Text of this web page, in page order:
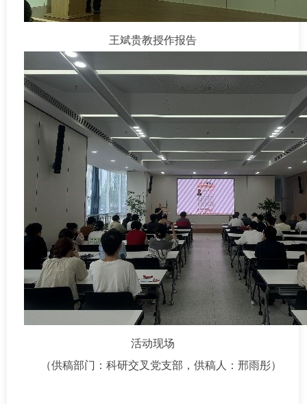
王斌贵教授作报告
活动现场
（供稿部门：科研交叉党支部，供稿人：邢雨彤）